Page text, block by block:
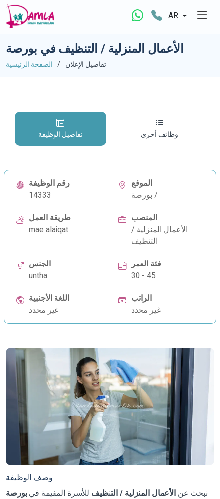
AR
الأعمال المنزلية / التنظيف في بورصة
الصفحة الرئيسية تفاصيل الإعلان
تفاصيل الوظيفة وظائف أخرى
رقم الوظيفة
14333
الموقع
بورصة /
طريقة العمل
mae alaiqat
المنصب
الأعمال المنزلية /
التنظيف
الجنس
untha
فئة العمر
30 - 45
اللغة الأجنبية
غير محدد
الراتب
غير محدد
وصف الوظيفة
نبحث عن الأعمال المنزلية / التنظيف للأسرة المقيمة في بورصة